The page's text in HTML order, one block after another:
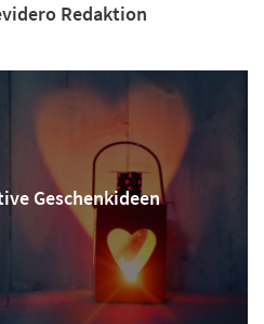
Redaktion
Geschenkideen